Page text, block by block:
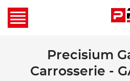
Precisium
Carrosserie -